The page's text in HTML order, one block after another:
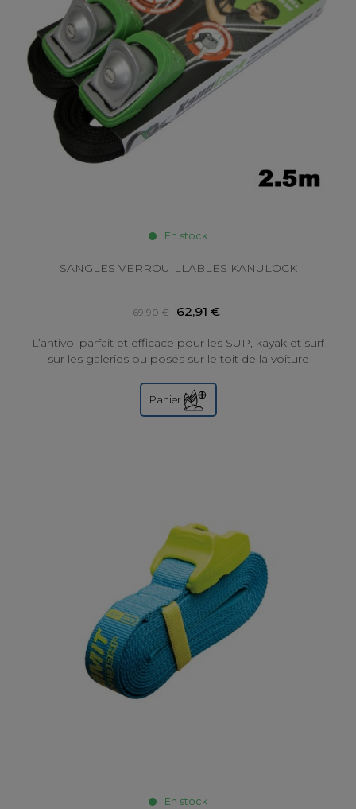
En stock
SANGLES VERROUILLABLES KANULOCK
69,90 € 62,91 €
L’antivol parfait et efficace pour les SUP, kayak et surf
sur les galeries ou posés sur le toit de la voiture
Panier
En stock